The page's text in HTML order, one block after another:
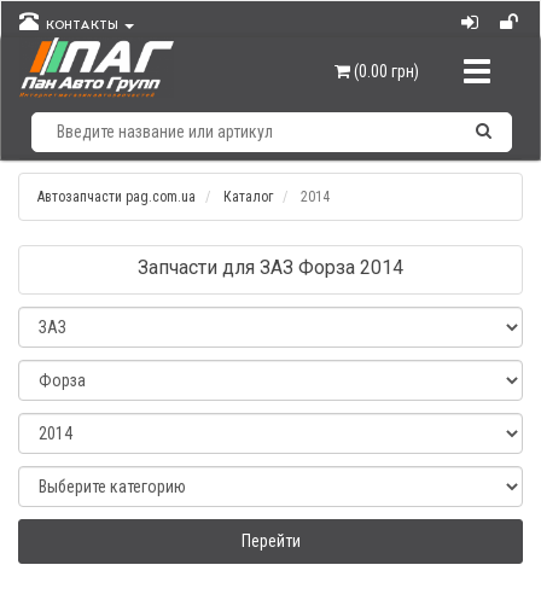
КОНТАКТЫ
(0.00 грн)
Автозапчасти pag.com.ua Каталог 2014
Запчасти для ЗАЗ Форза 2014
Перейти